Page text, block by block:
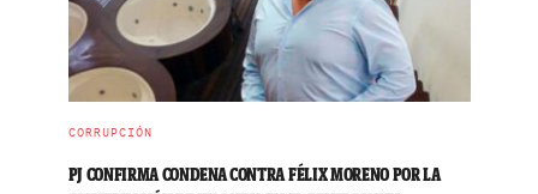
CORRUPCIÓN
PJ CONFIRMA CONDENA CONTRA FÉLIX MORENO POR LA